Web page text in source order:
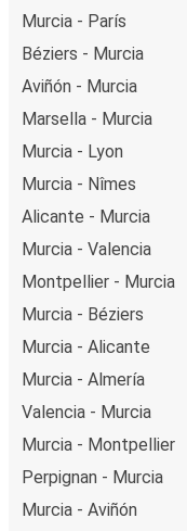
Murcia - París
Béziers - Murcia
Aviñón - Murcia
Marsella - Murcia
Murcia - Lyon
Murcia - Nîmes
Alicante - Murcia
Murcia - Valencia
Montpellier - Murcia
Murcia - Béziers
Murcia - Alicante
Murcia - Almería
Valencia - Murcia
Murcia - Montpellier
Perpignan - Murcia
Murcia - Aviñón